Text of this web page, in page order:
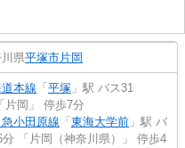
県平塚市片岡
本線 「 平塚 」駅 バス31
片岡」 停歩7分
小田原線 「 東海大学前 」駅 バ
分 「片岡（神奈川県）」 停歩4